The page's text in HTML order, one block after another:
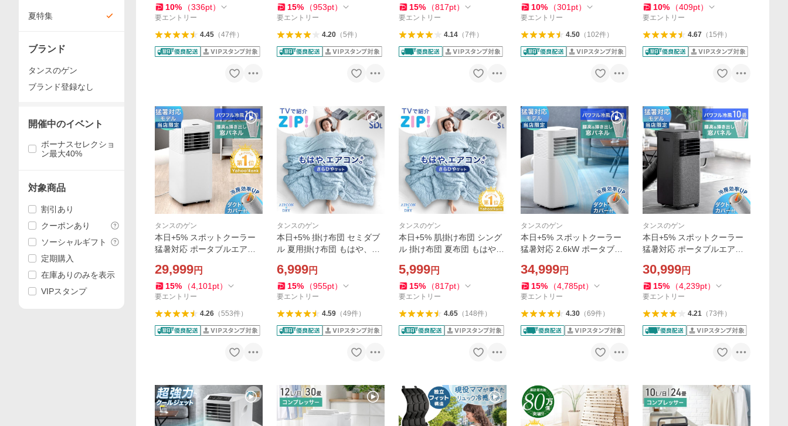
ッド 夏 ひんやり敷きパッド
おしゃれ
10% （336pt）
要エントリー
4.45（47件）
ひんやり敷きパッド ひんや
りマット
15% （953pt）
要エントリー
4.20（5件）
女性15% （817pt）
要エントリー
4.14（7件）
布団 ケット 布団 抗菌 夏用掛
け布団
10% （301 pt）
要エントリー
4.50（ 102件）
団 ケット 布団 抗菌 夏用掛け
布団
10% （409pt）
要エントリー
4.67（ 15件）
タンスのゲン
本日+5% スポットクーラー
猛暑対応 ポータブルエアコ
ットエアコン 窓用エアコン
掃き出し窓 移動式エアコン
エアコン 業務用
29,999円
15% （4,101 pt）
要エントリー
4.26（553件）
タンスのゲン
本日+5% 掛け布団 セミダブ
ル 夏用掛け布団 もはや、エ
肌布団 肌掛布団 洗える ひん
やり 冷感ケット 布団 掛布団
夏用 夏
6,999円
15% （955pt）
要エントリー
4.59（49件）
タンスのゲン
本日+5% 肌掛け布団 シング
ル 掛け布団 夏布団 もはや、
け布団 接触冷感 肌布団 肌掛
布団 洗える ひんやり 冷感ケ
ット 布団 夏
5,999円
15% （817pt）
要エントリー
4.65（ 148件）
タンスのゲン
本日+5% スポットクーラー
猛暑対応 2.6kW ポータブル
ー 冷風機 スポットエアコン
冷房 除湿 移動式エアコン エ
アコン 業務用
34,999円
15% （4,785pt）
要エントリー
4.30（69件）
タンスのゲン
本日+5% スポットクーラー
猛暑対応 ポータブルエアコ
機 スポットエアコン 掃き出
し窓 移動式エアコン エアコ
ン 業務用 7980000041
30,999円
15% （4,239pt）
要エントリー
4.21（73件）
夏特集
ブランド
タンスのゲン
ブランド登録なし
開催中のイベント
ボーナスセレクショ
ン最大40%
対象商品
割引あり
クーポンあり
ソーシャルギフト
定期購入
在庫ありのみを表示
VIPスタンプ